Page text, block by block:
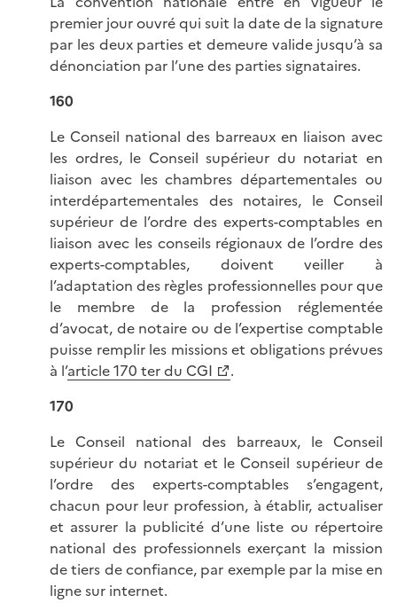
premier jour ouvré qui suit la date de la signature
par les deux parties et demeure valide jusqu’à sa
dénonciation par l’une des parties signataires.
160
Le Conseil national des barreaux en liaison avec
les ordres, le Conseil supérieur du notariat en
liaison avec les chambres départementales ou
interdépartementales des notaires, le Conseil
supérieur de l’ordre des experts-comptables en
liaison avec les conseils régionaux de l’ordre des
experts-comptables, doivent veiller à
l’adaptation des règles professionnelles pour que
le membre de la profession réglementée
d’avocat, de notaire ou de l’expertise comptable
puisse remplir les missions et obligations prévues
à l’article 170 ter du CGI
.
170
Le Conseil national des barreaux, le Conseil
supérieur du notariat et le Conseil supérieur de
l’ordre des experts-comptables s’engagent,
chacun pour leur profession, à établir, actualiser
et assurer la publicité d’une liste ou répertoire
national des professionnels exerçant la mission
de tiers de confiance, par exemple par la mise en
ligne sur internet.